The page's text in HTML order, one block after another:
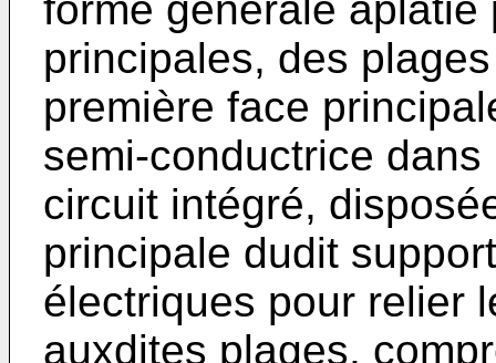
principales, des
première face
semi-conductrice
circuit intégré,
principale dudit
électriques pour relier
auxdites plages,